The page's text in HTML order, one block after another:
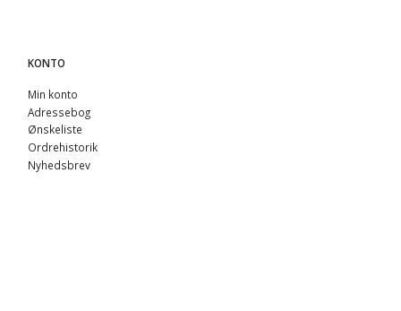
KONTO
Min konto
Adressebog
Ønskeliste
Ordrehistorik
Nyhedsbrev